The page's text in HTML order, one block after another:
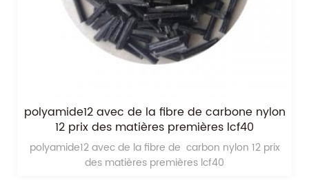
polyamide12 avec de la fibre de carbone nylon
12 prix des matières premières lcf40
polyamide12 avec de la fibre de carbon nylon 12 prix
des matières premières lcf40